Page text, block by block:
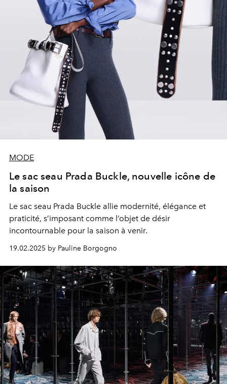
MODE
Le sac seau Prada Buckle, nouvelle icône de
la saison
Le sac seau Prada Buckle allie modernité, élégance et
praticité, s’imposant comme l’objet de désir
incontournable pour la saison à venir.
19.02.2025 by Pauline Borgogno